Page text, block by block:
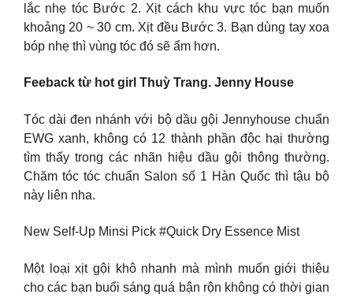
lắc nhẹ tóc Bước 2. Xịt cách khu vực tóc bạn muốn
khoảng 20 ~ 30 cm. Xịt đều Bước 3. Bạn dùng tay xoa
bóp nhẹ thì vùng tóc đó sẽ ẩm hơn.
Feeback từ hot girl Thuỳ Trang. Jenny House
Tóc dài đen nhánh với bộ dầu gội Jennyhouse chuẩn
EWG xanh, không có 12 thành phần độc hại thường
tìm thấy trong các nhãn hiệu dầu gội thông thường.
Chăm tóc tóc chuẩn Salon số 1 Hàn Quốc thì tậu bộ
này liên nha.
New Self-Up Minsi Pick #Quick Dry Essence Mist
Một loại xịt gội khô nhanh mà mình muốn giới thiệu
cho các bạn buổi sáng quá bận rộn không có thời gian